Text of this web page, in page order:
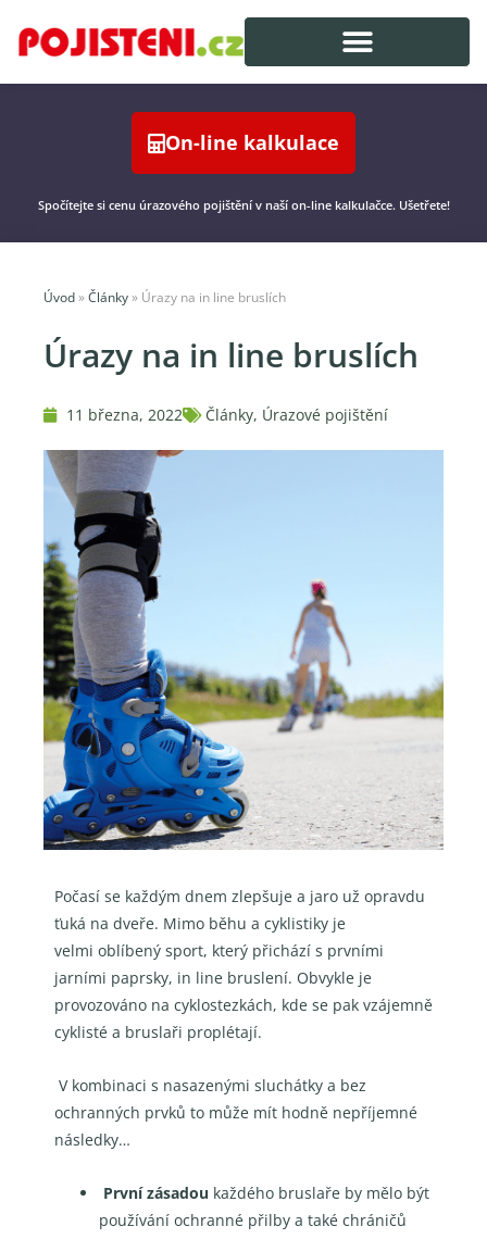
On-line kalkulace
Spočítejte si cenu úrazového pojištění v naší on-line kalkulačce. Ušetřete!
Úvod » Články » Úrazy na in line bruslích
Úrazy na in line bruslích
11 března, 2022 Články, Úrazové pojištění
Počasí se každým dnem zlepšuje a jaro už opravdu
ťuká na dveře. Mimo běhu a cyklistiky je
velmi oblíbený sport, který přichází s prvními
jarními paprsky, in line bruslení. Obvykle je
provozováno na cyklostezkách, kde se pak vzájemně
cyklisté a bruslaři proplétají.
V kombinaci s nasazenými sluchátky a bez
ochranných prvků to může mít hodně nepříjemné
následky…
První zásadou každého bruslaře by mělo být
používání ochranné přilby a také chráničů